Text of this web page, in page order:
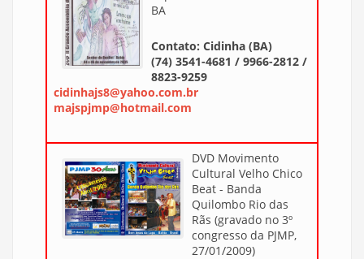
BA
Contato: Cidinha (BA)
(74) 3541-4681 / 9966-2812 /
8823-9259
cidinhajs8@yahoo.com.br
majspjmp@hotmail.com
DVD Movimento
Cultural Velho Chico
Beat - Banda
Quilombo Rio das
Rãs (gravado no 3º
congresso da PJMP,
27/01/2009)